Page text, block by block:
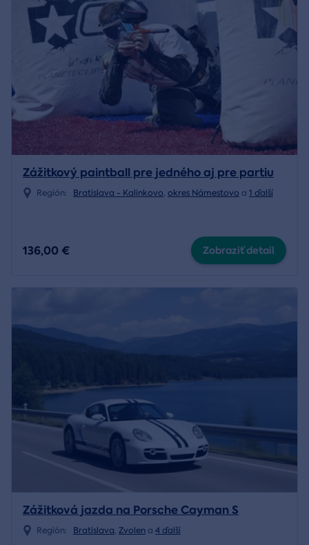
Zážitkový paintball pre jedného aj pre partiu
Región: Bratislava - Kalinkovo, okres Námestovo a 1 ďalší
136,00 € Zobraziť detail
Zážitková jazda na Porsche Cayman S
Región: Bratislava, Zvolen a 4 ďalší